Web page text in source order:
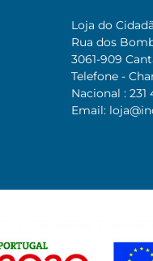
Loja do
Rua dos
3061-909
Telefone -
Nacional : 231
Email: